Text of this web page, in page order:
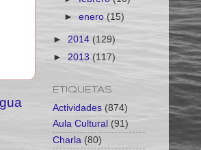
►enero (15)
► 2014 (129)
► 2013 (117)
ETIQUETAS
Actividades (874)
Aula Cultural (91)
Charla (80)